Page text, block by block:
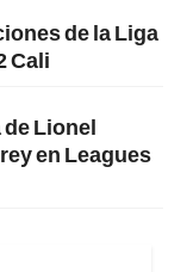
de la Liga
Cali
Lionel
en Leagues